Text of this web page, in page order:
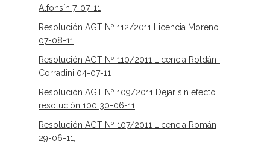
Alfonsín 7-07-11
Resolución AGT Nº 112/2011 Licencia Moreno
07-08-11
Resolución AGT Nº 110/2011 Licencia Roldán-
Corradini 04-07-11
Resolución AGT Nº 109/2011 Dejar sin efecto
resolución 100 30-06-11
Resolución AGT Nº 107/2011 Licencia Román
29-06-11